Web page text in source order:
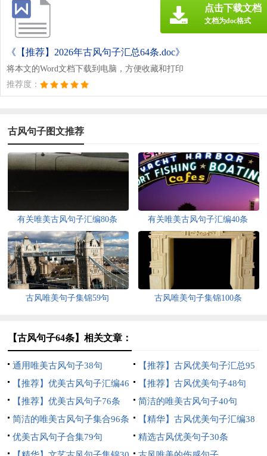
《【推荐】2026年古风句子汇总64条.doc》
将本文的Word文档下载到电脑，方便收藏和打印
推荐度：
点击下载文档
文档为doc格式
古风句子图文推荐
有关唯美古风句子汇编80条 有关唯美古风句子汇编40条
古风唯美句子集锦59句 古风唯美句子集锦100条
【古风句子64条】相关文章：
通用唯美古风句子38句
【推荐】古风优美句子汇总95
句
【推荐】优美古风句子汇编46
条
【推荐】古风优美句子48句
【推荐】优美古风句子76条
简洁的唯美古风句子40句
简洁的唯美古风句子集合96条
【精华】古风优美句子汇编38
句
优美古风句子合集79句
精选古风优美句子30条